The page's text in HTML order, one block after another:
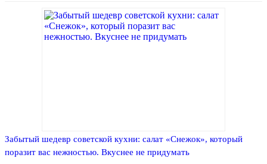
Забытый шедевр советской кухни: салат «Снежок», который
поразит вас нежностью. Вкуснее не придумать